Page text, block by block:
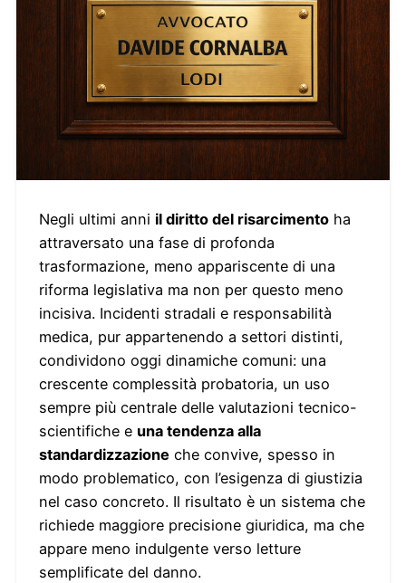
Negli ultimi anni il diritto del risarcimentoha
attraversato una fase di profonda
trasformazione, meno appariscente di una
riforma legislativa ma non per questo meno
incisiva. Incidenti stradali e responsabilità
medica, pur appartenendo a settori distinti,
condividono oggi dinamiche comuni: una
crescente complessità probatoria, un uso
sempre più centrale delle valutazioni tecnico-
scientifiche e una tendenza alla
standardizzazione che convive, spesso in
modo problematico, con l’esigenza di giustizia
nel caso concreto. Il risultato è un sistema che
richiede maggiore precisione giuridica, ma che
appare meno indulgente verso letture
semplificate del danno.